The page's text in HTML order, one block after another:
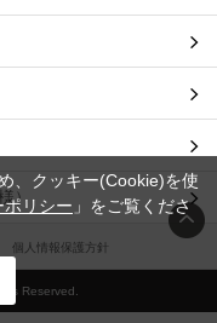
）
個人情報保護方針
Reserved.
、クッキー(Cookie)を使
リシー 」をご覧くださ